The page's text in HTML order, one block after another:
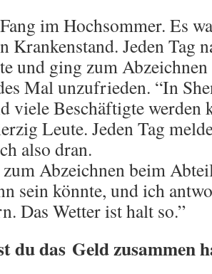
im Hochsommer. Es
Krankenstand. Jeden Tag
und ging zum
Mal unzufrieden. “In
viele Beschäftigte werden
Leute. Jeden Tag
also dran.
Abzeichnen beim
sein könnte, und ich
Das Wetter ist halt so.”
du das Geld zusammen